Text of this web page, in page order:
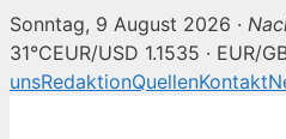
Sonntag, 9 August 2026 ·
31°CEUR/USD 1.1535 · EUR/
unsRedaktionQuellenKontakt